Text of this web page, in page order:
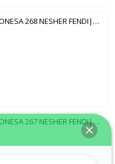
BALCON 1200 CAMPONESA 268 NESHER FENDI|FREIJO
ARMARIO 800 CAMPONESA 267 NESHER FENDI|FREIJO